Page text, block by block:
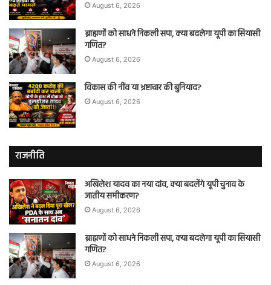
August 6, 2026
ब्राह्मणों को साधने निकली सपा, क्या बदलेगा यूपी का सियासी
गणित?
August 6, 2026
विकास की नींव या भ्रष्टाचार की बुनियाद?
August 6, 2026
राजनीति
अखिलेश यादव का नया दांव, क्या बदलेंगे यूपी चुनाव के
जातीय समीकरण?
August 6, 2026
ब्राह्मणों को साधने निकली सपा, क्या बदलेगा यूपी का सियासी
गणित?
August 6, 2026